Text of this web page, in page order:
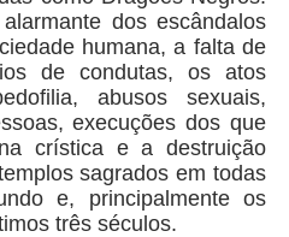
dos escândalos
humana, a falta de
de condutas, os atos
abusos sexuais,
execuções dos que
crística e a destruição
sagrados em todas
e, principalmente os
três séculos.